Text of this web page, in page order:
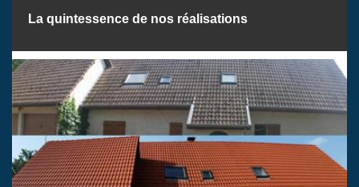
La quintessence de nos réalisations